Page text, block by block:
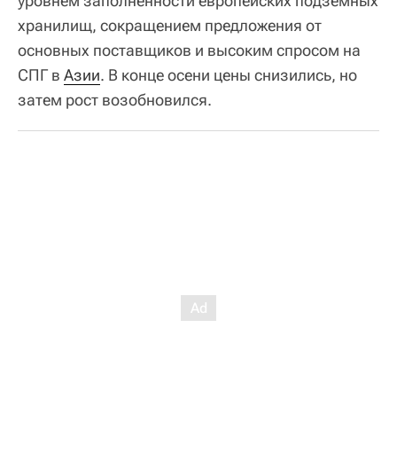
хранилищ, сокращением предложения от
основных поставщиков и высоким спросом на
СПГ в Азии. В конце осени цены снизились, но
затем рост возобновился.